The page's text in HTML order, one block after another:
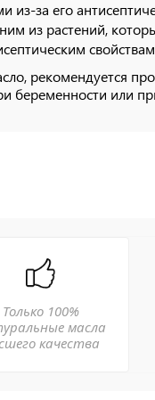
из-за его
из растений,
рекомендуется
беременности или
Только 100%
масла
качества